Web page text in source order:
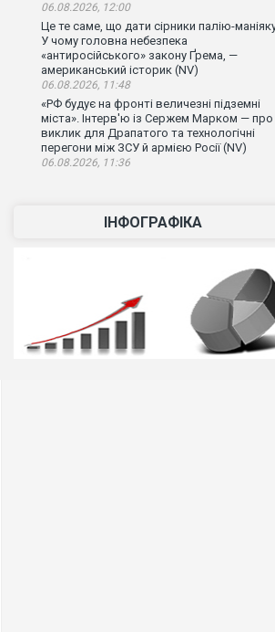
06.08.2026, 12:00
Це те саме, що дати сірники палію-
У чому головна небезпека
«антиросійського» закону Ґрема, —
американський історик (NV)
06.08.2026, 11:48
«РФ будує на фронті величезні підземні
міста». Інтерв'ю із Сержем Марком — про
виклик для Драпатого та технологічні
перегони між ЗСУ й армією Росії (NV)
06.08.2026, 11:36
ІНФОГРАФІКА